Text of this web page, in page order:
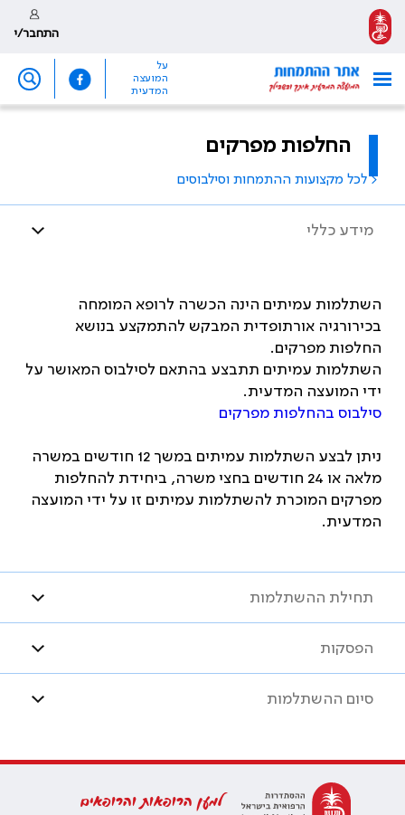
התחבר/י
על
המועצה
המדעית
החלפות מפרקים
< לכל מקצועות ההתמחות וסילבוסים
מידע כללי
השתלמות עמיתים הינה הכשרה לרופא המומחה
בכירורגיה אורתופדית המבקש להתמקצע בנושא
החלפות מפרקים.
השתלמות עמיתים תתבצע בהתאם לסילבוס המאושר על
ידי המועצה המדעית.
סילבוס בהחלפות מפרקים
ניתן לבצע השתלמות עמיתים במשך 12 חודשים במשרה
מלאה או 24 חודשים בחצי משרה, ביחידת להחלפות
מפרקים המוכרת להשתלמות עמיתים זו על ידי המועצה
המדעית.
תחילת ההשתלמות
הפסקות
סיום ההשתלמות
למען הרופאות והרופאים